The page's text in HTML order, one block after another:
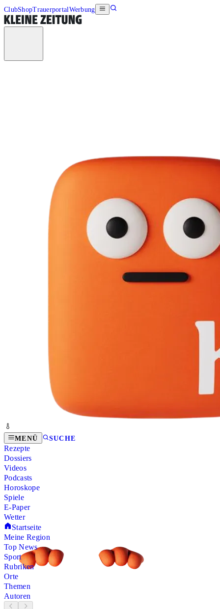
ClubShopTrauerportalWerbung
MENÜ SUCHE
Rezepte
Dossiers
Videos
Podcasts
Horoskope
Spiele
E-Paper
Wetter
Startseite
Meine Region
Top News
Sport
Rubriken
Orte
Themen
Autoren